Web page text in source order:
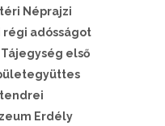
Néprajzi
régi adósságot
első
Erdély